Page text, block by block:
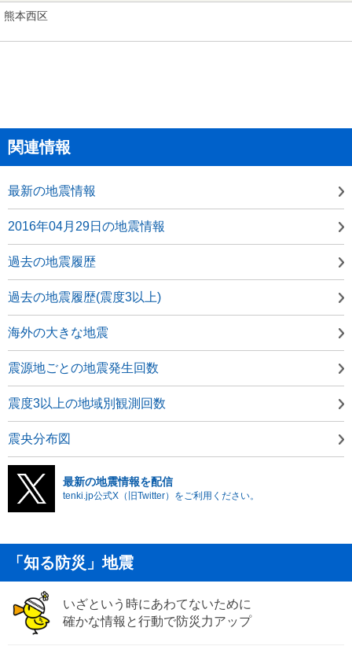
熊本西区
関連情報
最新の地震情報
2016年04月29日の地震情報
過去の地震履歴
過去の地震履歴(震度3以上)
海外の大きな地震
震源地ごとの地震発生回数
震度3以上の地域別観測回数
震央分布図
最新の地震情報を配信
tenki.jp公式X（旧Twitter）をご利用ください。
「知る防災」地震
いざという時にあわてないために
確かな情報と行動で防災力アップ